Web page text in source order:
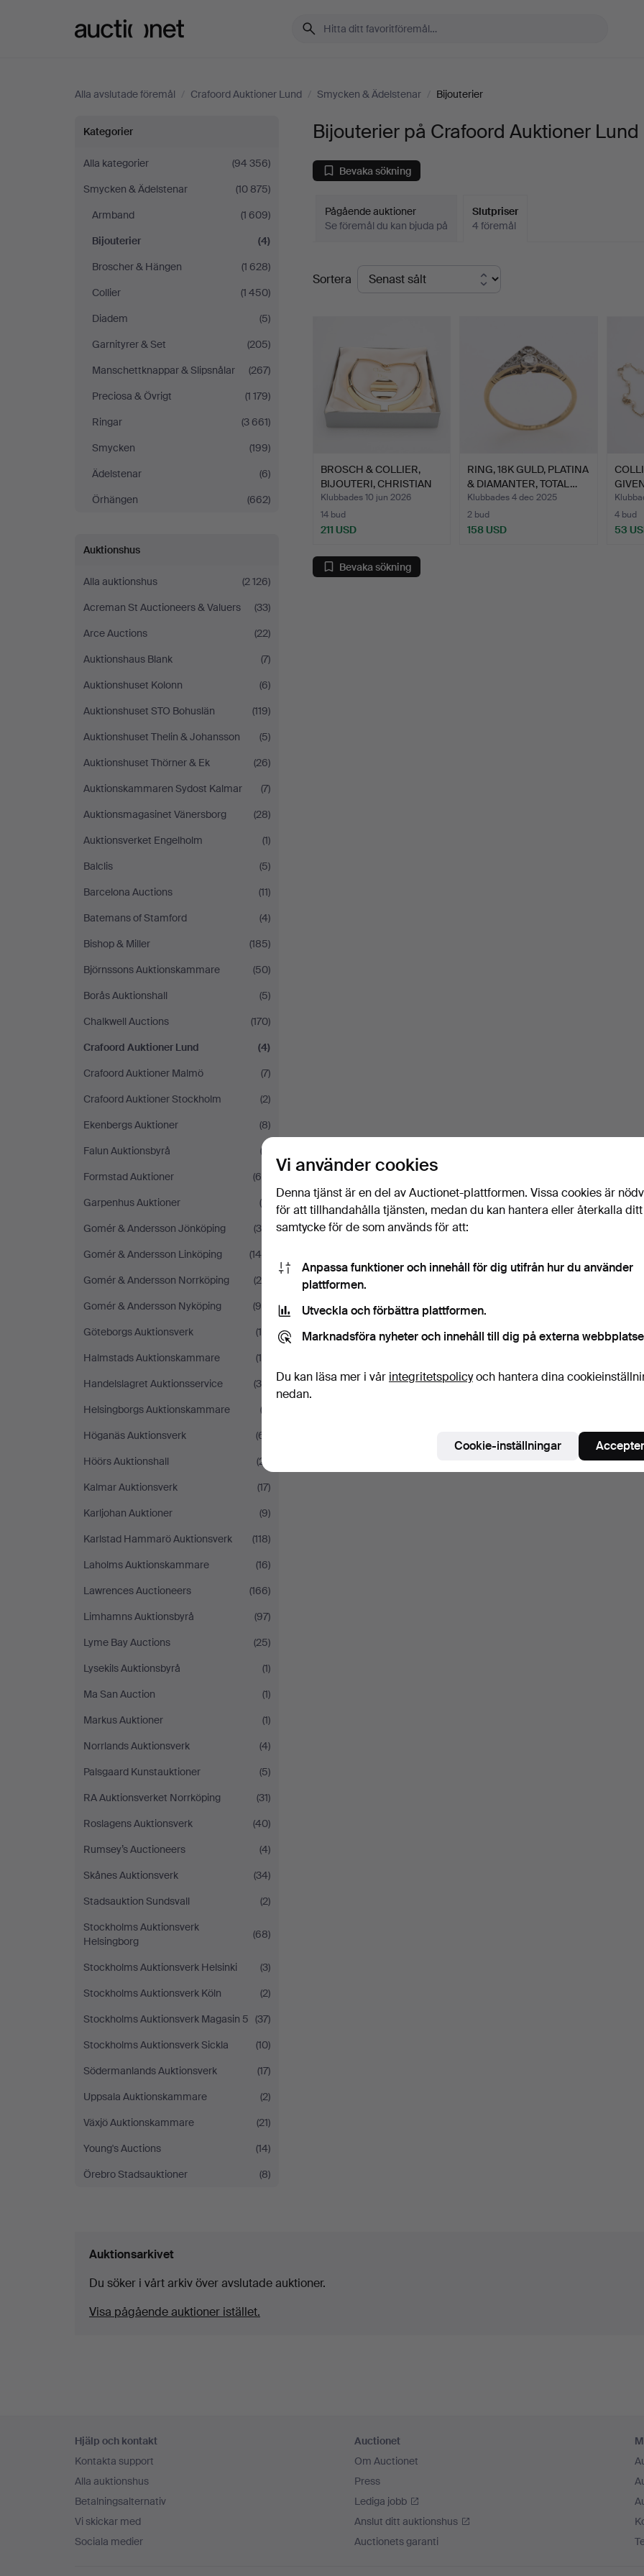
Alla avslutade föremål / Crafoord Auktioner Lund / Smycken & Ädelstenar / Bijouterier
Bijouterier
på
Crafoord
Auktioner
Lund
Kategorier
Alla kategorier
(94 356)
Smycken & Ädelstenar
(10 875)
Armband
(1 609)
Bijouterier
(4)
Broscher & Hängen
(1 628)
Collier
(1 450)
Diadem
(5)
Garnityrer & Set
(205)
Manschettknappar & Slipsnålar
(267)
Preciosa & Övrigt
(1 179)
Ringar
(3 661)
Smycken
(199)
Ädelstenar
(6)
Örhängen
(662)
Auktionshus
Alla auktionshus
(2 126)
Acreman St Auctioneers & Valuers
(33)
Arce Auctions
(22)
Auktionshaus Blank
(7)
Auktionshuset Kolonn
(6)
Auktionshuset STO Bohuslän
(119)
Auktionshuset Thelin & Johansson
(5)
Auktionshuset Thörner & Ek
(26)
Auktionskammaren Sydost Kalmar
(7)
Auktionsmagasinet Vänersborg
(28)
Auktionsverket Engelholm
(1)
Balclis
(5)
Barcelona Auctions
(11)
Batemans of Stamford
(4)
Bishop & Miller
(185)
Björnssons Auktionskammare
(50)
Borås Auktionshall
(5)
Chalkwell Auctions
(170)
Crafoord Auktioner Lund
(4)
Crafoord Auktioner Malmö
(7)
Crafoord Auktioner Stockholm
(2)
Ekenbergs Auktioner
(8)
Falun Auktionsbyrå
(3)
Formstad Auktioner
(69)
Garpenhus Auktioner
(9)
Gomér & Andersson Jönköping
(30)
Gomér & Andersson Linköping
(144)
Gomér & Andersson Norrköping
(20)
Gomér & Andersson Nyköping
(96)
Göteborgs Auktionsverk
(15)
Halmstads Auktionskammare
(19)
Handelslagret Auktionsservice
(39)
Helsingborgs Auktionskammare
(2)
Höganäs Auktionsverk
(61)
Höörs Auktionshall
(21)
Kalmar Auktionsverk
(17)
Karljohan Auktioner
(9)
Karlstad Hammarö Auktionsverk
(118)
Laholms Auktionskammare
(16)
Lawrences Auctioneers
(166)
Limhamns Auktionsbyrå
(97)
Lyme Bay Auctions
(25)
Lysekils Auktionsbyrå
(1)
Ma San Auction
(1)
Markus Auktioner
(1)
Norrlands Auktionsverk
(4)
Palsgaard Kunstauktioner
(5)
RA Auktionsverket Norrköping
(31)
Roslagens Auktionsverk
(40)
Rumsey’s Auctioneers
(4)
Skånes Auktionsverk
(34)
Stadsauktion Sundsvall
(2)
Stockholms Auktionsverk
Helsingborg
(68)
Stockholms Auktionsverk Helsinki
(3)
Stockholms Auktionsverk Köln
(2)
Stockholms Auktionsverk Magasin 5 (37)
Stockholms Auktionsverk Sickla
(10)
Södermanlands Auktionsverk
(17)
Uppsala Auktionskammare
(2)
Växjö Auktionskammare
(21)
Young's Auctions
(14)
Örebro Stadsauktioner
(8)
Bijouterier på Crafoord Auktioner Lund
Bevaka sökning
Pågående auktioner
Se föremål du kan bjuda på
Slutpriser
4 föremål
Slutpriser
Sortera
BROSCH & COLLIER,
BIJOUTERI, CHRISTIAN
DIO…
Klubbades 10 jun 2026
14 bud
211 USD
RING, 18K GULD, PLATINA
& DIAMANTER, TOTAL…
Klubbades 4 dec 2025
2 bud
158 USD
4 bud
53
Bevaka sökning
Auktionsarkivet
Du söker i vårt arkiv över avslutade auktioner.
Visa pågående auktioner istället.
Hjälp och kontakt
Kontakta support
Alla auktionshus
Betalningsalternativ
Vi skickar med
Sociala medier
Auctionet
Om Auctionet
Press
Lediga jobb
Anslut ditt auktionshus
Auctionets garanti
Vi använder cookies
Denna tjänst är en del av Auctionet-plattformen. Vissa cookies är
för att tillhandahålla tjänsten, medan du kan hantera eller återkalla ditt
samtycke för de som används för att:
Anpassa funktioner och innehåll för dig utifrån hur du använder
plattformen.
Utveckla och förbättra plattformen.
Marknadsföra nyheter och innehåll till dig på externa
Du kan läsa mer i vår integritetspolicyoch hantera dina
nedan.
Cookie-inställningar